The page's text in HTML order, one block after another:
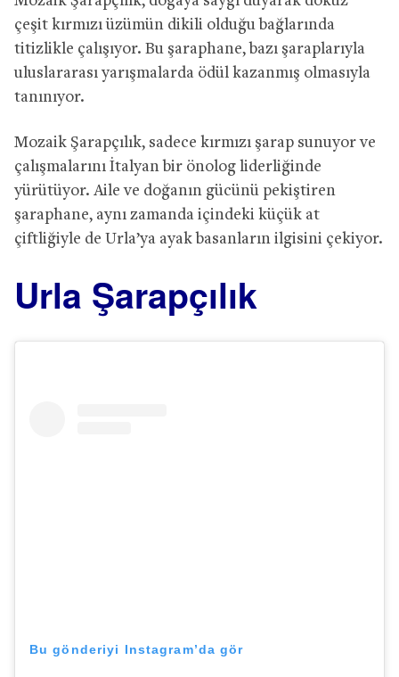
çeşit kırmızı üzümün dikili olduğu bağlarında
titizlikle çalışıyor. Bu şaraphane, bazı şaraplarıyla
uluslararası yarışmalarda ödül kazanmış olmasıyla
tanınıyor.
Mozaik Şarapçılık, sadece kırmızı şarap sunuyor ve
çalışmalarını İtalyan bir önolog liderliğinde
yürütüyor. Aile ve doğanın gücünü pekiştiren
şaraphane, aynı zamanda içindeki küçük at
çiftliğiyle de Urla’ya ayak basanların ilgisini çekiyor.
Urla Şarapçılık
Bu gönderiyi Instagram’da gör